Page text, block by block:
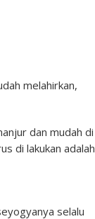
melahirkan,
dan mudah di
di lakukan adalah
selalu